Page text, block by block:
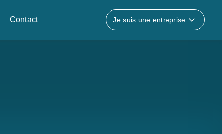
Contact Je suis une entreprise